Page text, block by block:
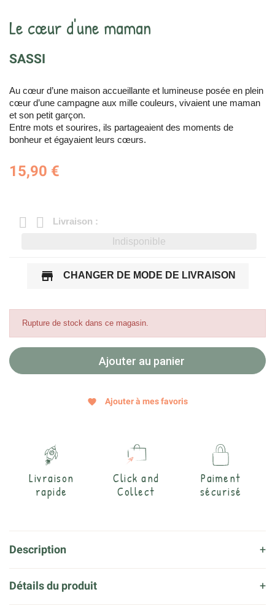
Le cœur d'une maman
SASSI
Au cœur d’une maison accueillante et lumineuse posée en plein
cœur d’une campagne aux mille couleurs, vivaient une maman
et son petit garçon.
Entre mots et sourires, ils partageaient des moments de
bonheur et égayaient leurs cœurs.
15,90 €
Livraison :
Indisponible
store CHANGER DE MODE DE LIVRAISON
Rupture de stock dans ce magasin.
Ajouter au panier
favorite Ajouter à mes favoris
Livraison
rapide
Click and
Collect
Paiment
sécurisé
Description
Détails du produit